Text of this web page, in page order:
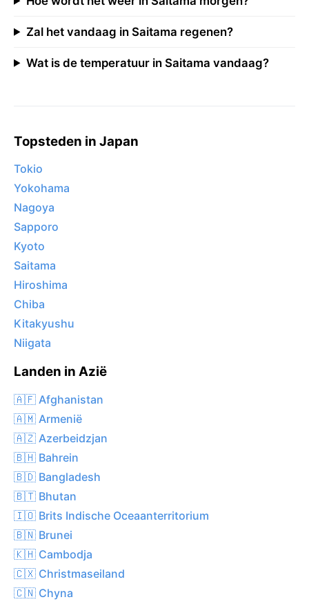
Zal het vandaag in Saitama regenen?
Wat is de temperatuur in Saitama vandaag?
Topsteden in Japan
Tokio
Yokohama
Nagoya
Sapporo
Kyoto
Saitama
Hiroshima
Chiba
Kitakyushu
Niigata
Landen in Azië
🇦🇫 Afghanistan
🇦🇲 Armenië
🇦🇿 Azerbeidzjan
🇧🇭 Bahrein
🇧🇩 Bangladesh
🇧🇹 Bhutan
🇮🇴 Brits Indische Oceaanterritorium
🇧🇳 Brunei
🇰🇭 Cambodja
🇨🇽 Christmaseiland
🇨🇳 Chyna